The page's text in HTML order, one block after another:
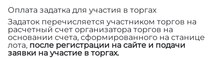
Оплата задатка для участия в торгах
Задаток перечисляется участником торгов на
расчетный счет организатора торгов на
основании счета, сформированного на станице
лота, после регистрации на сайте и подачи
заявки на участие в торгах.